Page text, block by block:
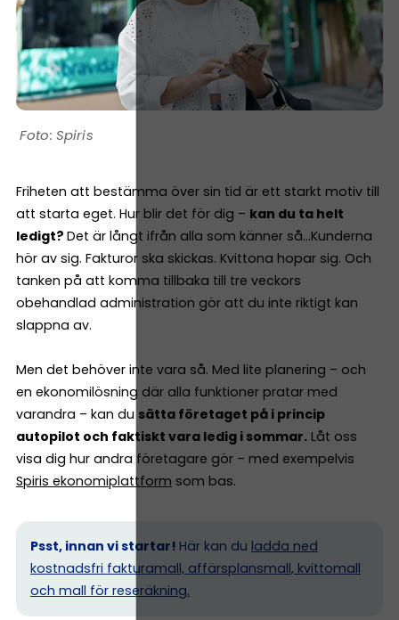
Spiris
Friheten att bestämma över sin tid är ett starkt motiv till
att starta eget. Hur blir det för dig – kan du ta helt
ledigt? Det är långt ifrån alla som känner så…Kunderna
hör av sig. Fakturor ska skickas. Kvittona hopar sig. Och
tanken på att komma tillbaka till tre veckors
obehandlad administration gör att du inte riktigt kan
slappna av.
Men det behöver inte vara så. Med lite planering – och
en ekonomilösning där alla funktioner pratar med
varandra – kan du sätta företaget på i princip
autopilot och faktiskt vara ledig i sommar. Låt oss
visa dig hur andra företagare gör – med exempelvis
Spiris ekonomiplattform som bas.
Psst, innan vi startar! Här kan du ladda ned
kostnadsfri fakturamall, affärsplansmall, kvittomall
och mall för reseräkning.